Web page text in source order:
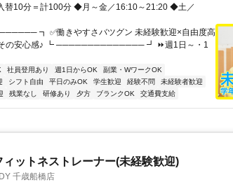
替10分＝計100分 ◆月～金／16:10～21:20 ◆土／
┓ ✅働きやすさバツグン 未経験歓迎×自由度高
その安心感♪ ┗ ────────────── ┛ ⏩週1日～・1
社員登用あり 週1日からOK
副業・WワークOK
シフト自由 平日のみOK 学生歓迎 経験不問
未経験者歓迎
残業なし 研修あり 夕方 ブランクOK 交通費支給
ットネストレーナー(未経験歓迎)
千歳船橋店